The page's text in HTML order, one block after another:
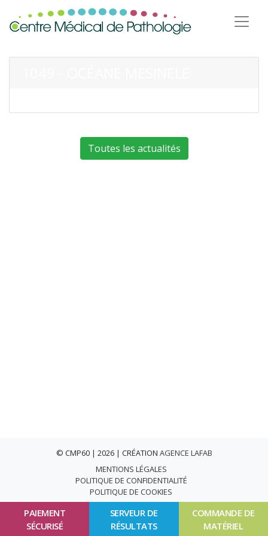
PAIEMENT
SÉCURISÉ
SERVEUR DE
RÉSULTATS
COMMANDE DE
MATÉRIEL
Toutes les actualités
© CMP60 | 2026 | CRÉATION AGENCE LAFAB
MENTIONS LÉGALES
POLITIQUE DE CONFIDENTIALITÉ
POLITIQUE DE COOKIES